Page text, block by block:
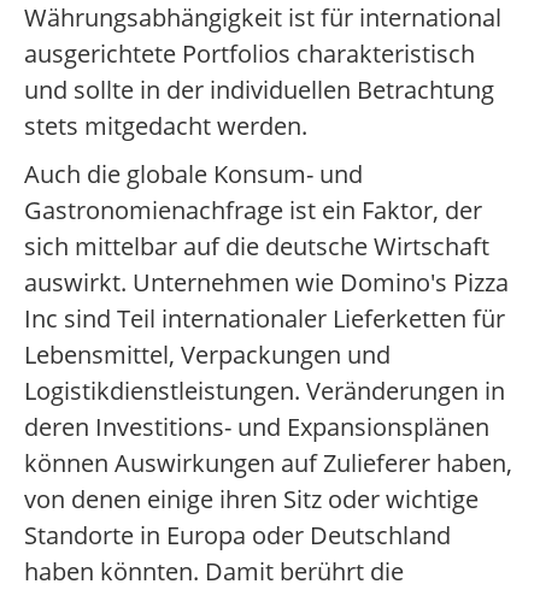
Währungsabhängigkeit ist für international
ausgerichtete Portfolios charakteristisch
und sollte in der individuellen Betrachtung
stets mitgedacht werden.
Auch die globale Konsum- und
Gastronomienachfrage ist ein Faktor, der
sich mittelbar auf die deutsche Wirtschaft
auswirkt. Unternehmen wie Domino's Pizza
Inc sind Teil internationaler Lieferketten für
Lebensmittel, Verpackungen und
Logistikdienstleistungen. Veränderungen in
deren Investitions- und Expansionsplänen
können Auswirkungen auf Zulieferer haben,
von denen einige ihren Sitz oder wichtige
Standorte in Europa oder Deutschland
haben könnten. Damit berührt die